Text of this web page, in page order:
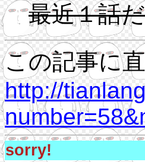
最近１話
この記事に
http://
sorry!